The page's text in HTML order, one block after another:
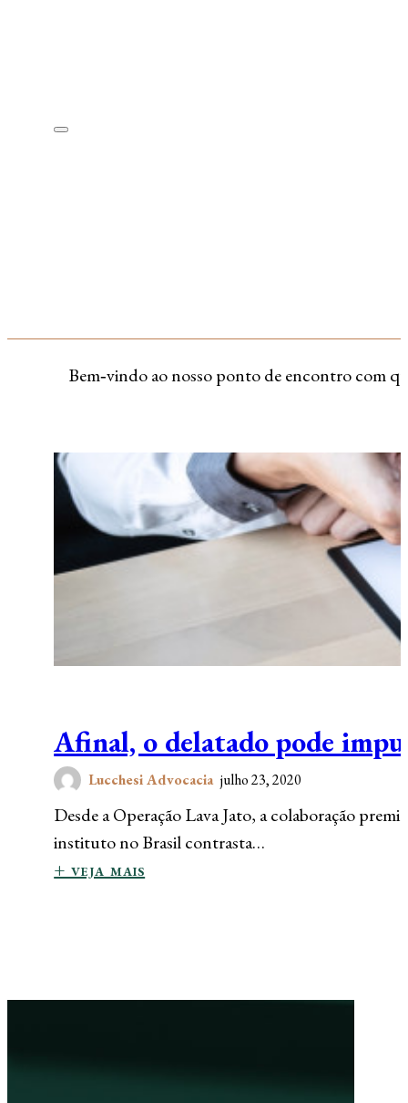
Bem‑vindo ao nosso ponto de encontro com
Afinal, o delatado pode
Lucchesi Advocacia julho 23, 2020
Desde a Operação Lava Jato, a colaboração
instituto no Brasil contrasta…
+ veja mais